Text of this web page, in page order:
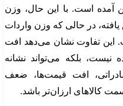
۱۹.۸ درصد پایین آمده است. با این حال، وزن
در حالی که وزن واردات
است. این تفاوت نشان می‌دهد افت
بلکه می‌تواند نشانه
افت قیمت‌ها، ضعف
کالاهای ارزان‌تر باشد.